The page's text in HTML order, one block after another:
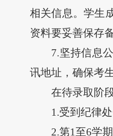
相关信息。学生
资料要妥善保存
7.坚持信息
讯地址，确保考
在待录取阶
1.受到纪律
2.第1至6学